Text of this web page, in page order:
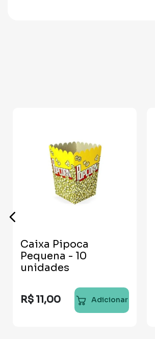
Caixa Pipoca
Pequena - 10
unidades
R$ 11,00 Adicionar